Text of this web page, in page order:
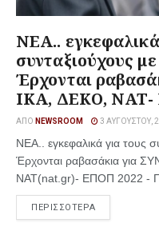
ΝΕΑ.. εγκεφαλικά
συνταξιούχους
Έρχονται
ΙΚΑ, ΔΕΚΟ, ΝΑΤ-
ΑΠΌ NEWSROOM 3 ΑΥΓΟΎΣΤΟΥ,
ΝΕΑ.. εγκεφαλικά για τους
Έρχονται ραβασάκια για
ΝΑΤ(nat.gr)- ΕΠΟΠ 2022 -
ΠΕΡΙΣΣΟΤΕΡΑ